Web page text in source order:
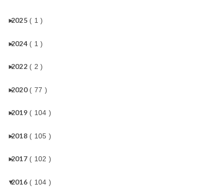
►
2025 ( 1 )
►
2024 ( 1 )
►
2022 ( 2 )
►
2020 ( 77 )
►
2019 ( 104 )
►
2018 ( 105 )
►
2017 ( 102 )
▼
2016 ( 104 )